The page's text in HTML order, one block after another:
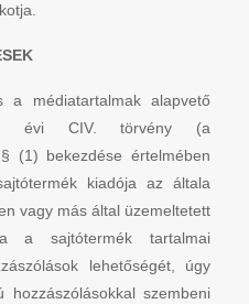
a médiatartalmak alapvető
évi CIV. törvény (a
(1) bekezdése értelmében
kiadója az általa
vagy más által üzemeltetett
a sajtótermék tartalmai
lehetőségét, úgy
szembeni